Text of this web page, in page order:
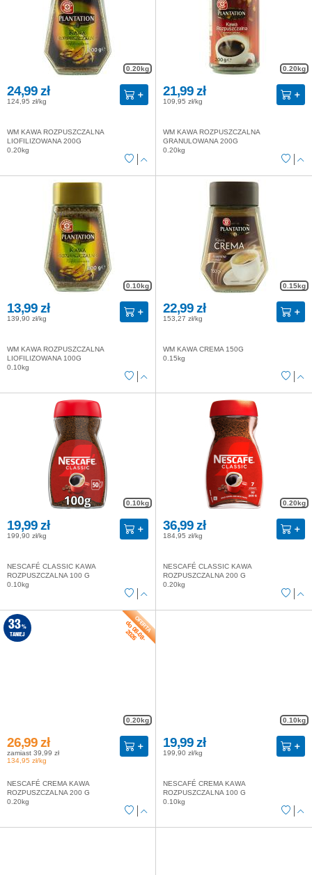
0.20kg
24,99 zł
124,95 zł/kg
WM KAWA ROZPUSZCZALNA
LIOFILIZOWANA 200G
0.20kg
0.20kg
21,99 zł
109,95 zł/kg
WM KAWA ROZPUSZCZALNA
GRANULOWANA 200G
0.20kg
0.10kg
13,99 zł
139,90 zł/kg
WM KAWA ROZPUSZCZALNA
LIOFILIZOWANA 100G
0.10kg
0.15kg
22,99 zł
153,27 zł/kg
WM KAWA CREMA 150G
0.15kg
0.10kg
19,99 zł
199,90 zł/kg
NESCAFÉ CLASSIC KAWA
ROZPUSZCZALNA 100 G
0.10kg
0.20kg
36,99 zł
184,95 zł/kg
NESCAFÉ CLASSIC KAWA
ROZPUSZCZALNA 200 G
0.20kg
0.20kg
do 08-08-
2026
33%
TANIEJ
26,99 zł
zamiast 39,99 zł
134,95 zł/kg
NESCAFÉ CREMA KAWA
ROZPUSZCZALNA 200 G
0.20kg
0.10kg
19,99 zł
199,90 zł/kg
NESCAFÉ CREMA KAWA
ROZPUSZCZALNA 100 G
0.10kg